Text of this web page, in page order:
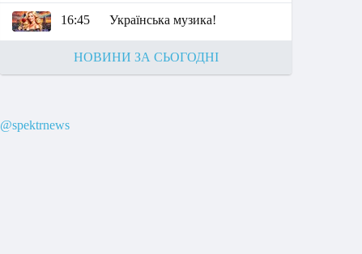
16:45 Українська музика!
НОВИНИ ЗА СЬОГОДНІ
@spektrnews